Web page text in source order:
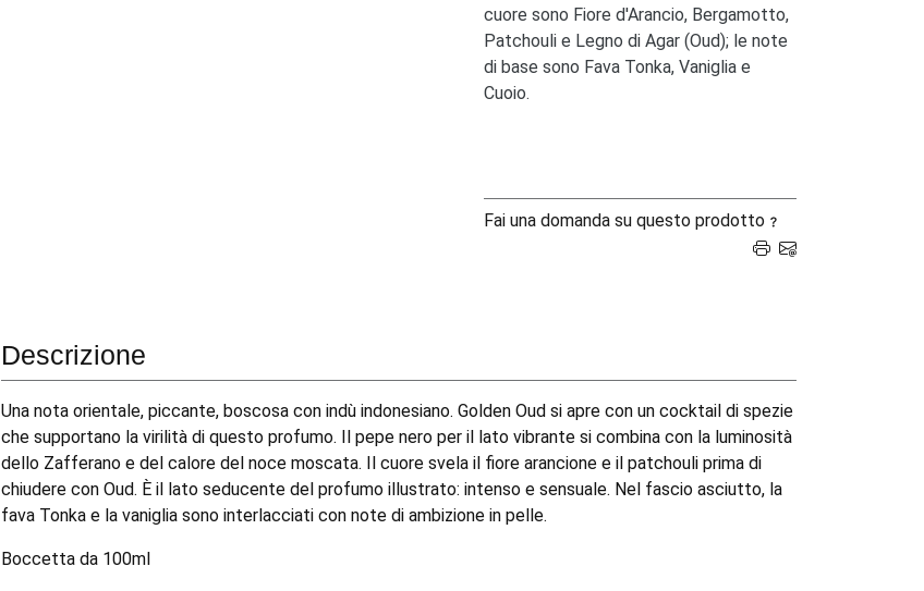
cuore sono Fiore d'Arancio, Bergamotto,
Patchouli e Legno di Agar (Oud); le note
di base sono Fava Tonka, Vaniglia e
Cuoio.
Fai una domanda su questo prodotto
Descrizione
Una nota orientale, piccante, boscosa con indù indonesiano. Golden Oud si apre con un cocktail di spezie
che supportano la virilità di questo profumo. Il pepe nero per il lato vibrante si combina con la luminosità
dello Zafferano e del calore del noce moscata. Il cuore svela il fiore arancione e il patchouli prima di
chiudere con Oud. È il lato seducente del profumo illustrato: intenso e sensuale. Nel fascio asciutto, la
fava Tonka e la vaniglia sono interlacciati con note di ambizione in pelle.
Boccetta da 100ml